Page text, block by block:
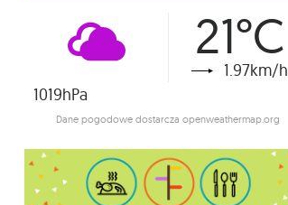
21°C
1.97km/h
1019hPa
Dane pogodowe dostarcza openweathermap.org